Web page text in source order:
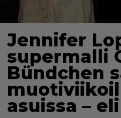
Jennifer
supermalli
Bündchen
asuissa –